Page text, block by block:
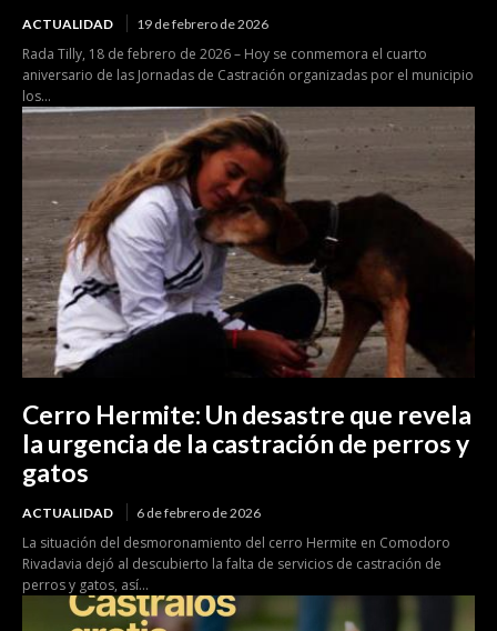
ACTUALIDAD 19 de febrero de 2026
Rada Tilly, 18 de febrero de 2026 – Hoy se conmemora el cuarto
aniversario de las Jornadas de Castración organizadas por el municipio
los...
Cerro Hermite: Un desastre que revela
la urgencia de la castración de perros y
gatos
ACTUALIDAD 6 de febrero de 2026
La situación del desmoronamiento del cerro Hermite en Comodoro
Rivadavia dejó al descubierto la falta de servicios de castración de
perros y gatos, así...